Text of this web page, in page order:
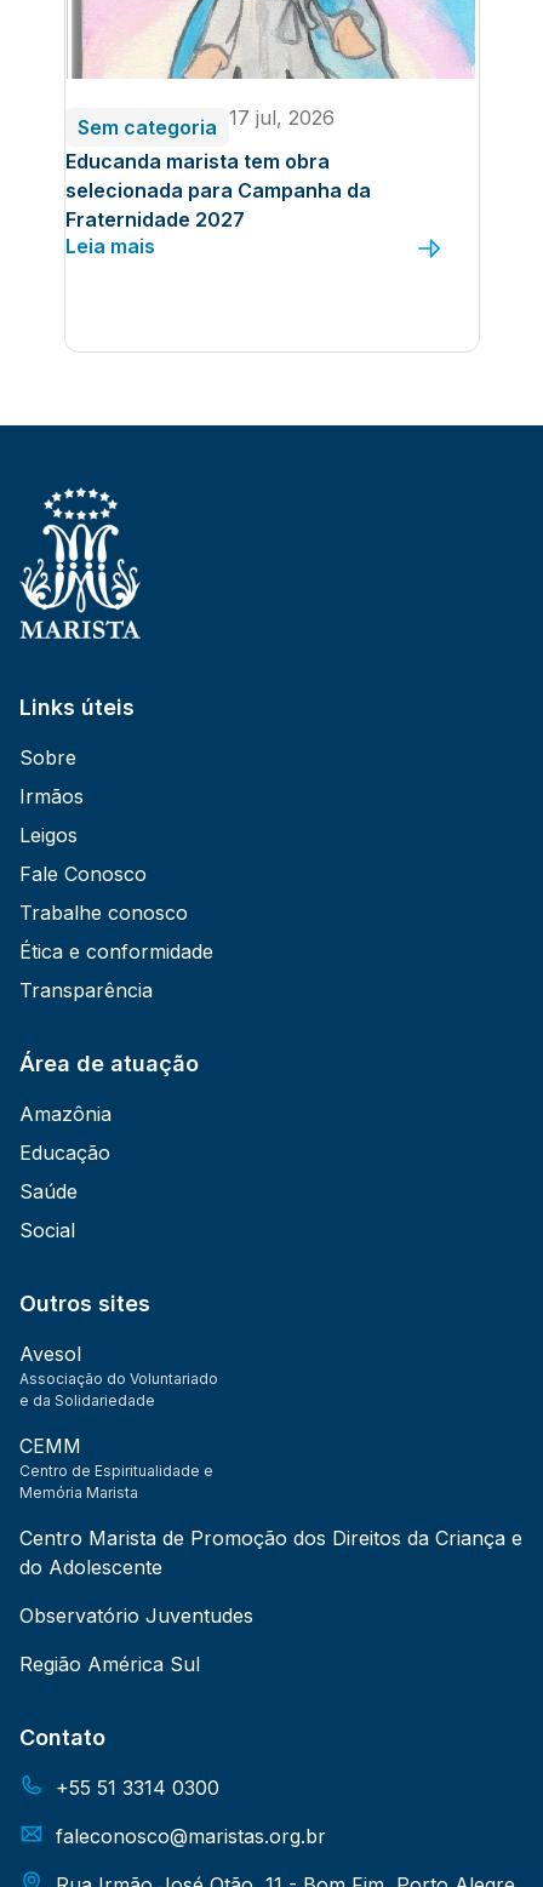
Sem categoria 17 jul, 2026
Educanda marista tem obra
selecionada para Campanha da
Fraternidade 2027
Leia mais
Links úteis
Sobre
Irmãos
Leigos
Fale Conosco
Trabalhe conosco
Ética e conformidade
Transparência
Área de atuação
Amazônia
Educação
Saúde
Social
Outros sites
Avesol
Associação do Voluntariado
e da Solidariedade
CEMM
Centro de Espiritualidade e
Memória Marista
Centro Marista de Promoção dos Direitos da Criança e
do Adolescente
Observatório Juventudes
Região América Sul
Contato
+55 51 3314 0300
faleconosco@maristas.org.br